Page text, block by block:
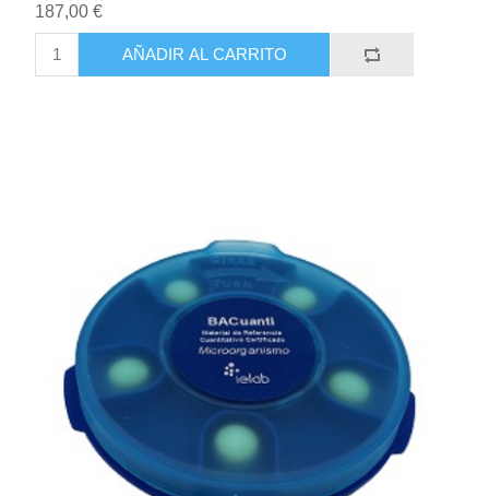
187,00 €
AÑADIR AL CARRITO